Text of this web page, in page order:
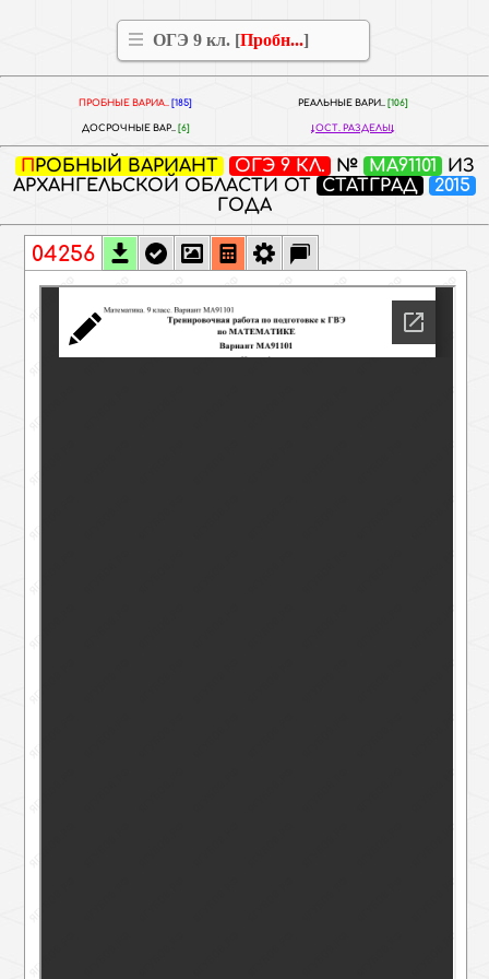
ОГЭ 9 кл. [Пробн...]
ПРОБНЫЕ ВАРИА.. [185] РЕАЛЬНЫЕ ВАРИ.. [106]
ДОСРОЧНЫЕ ВАР.. [6] ОСТ. РАЗДЕЛЫ
ПРОБНЫЙ ВАРИАНТ ОГЭ 9 КЛ. № МА91101 ИЗ
АРХАНГЕЛЬСКОЙ ОБЛАСТИ ОТ
СТАТГРАД
2015
ГОДА
04256